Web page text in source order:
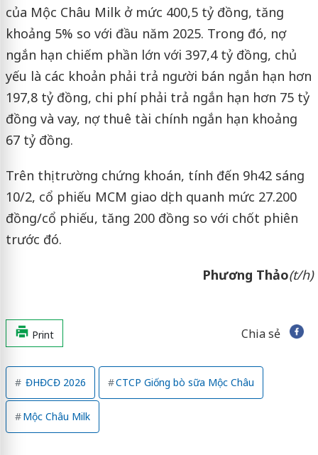
của Mộc Châu Milk ở mức 400,5 tỷ đồng, tăng
khoảng 5% so với đầu năm 2025. Trong đó, nợ
ngắn hạn chiếm phần lớn với 397,4 tỷ đồng, chủ
yếu là các khoản phải trả người bán ngắn hạn hơn
197,8 tỷ đồng, chi phí phải trả ngắn hạn hơn 75 tỷ
đồng và vay, nợ thuê tài chính ngắn hạn khoảng
67 tỷ đồng.
Trên thị trường chứng khoán, tính đến 9h42 sáng
10/2, cổ phiếu MCM giao dịch quanh mức 27.200
đồng/cổ phiếu, tăng 200 đồng so với chốt phiên
trước đó.
Phương Thảo(t/h)
Print Chia sẻ
ĐHĐCĐ 2026 CTCP Giống bò sữa Mộc Châu
Mộc Châu Milk